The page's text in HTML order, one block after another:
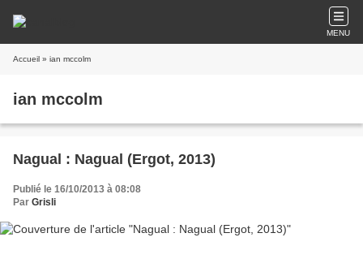
MENU
Accueil » ian mccolm
ian mccolm
Nagual : Nagual (Ergot, 2013)
Publié le 16/10/2013 à 08:08
Par Grisli